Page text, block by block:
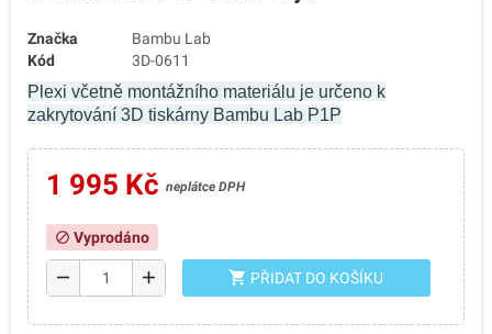
Značka
Bambu Lab
Kód
3D-0611
Plexi včetně montážního materiálu je určeno k
zakrytování 3D tiskárny Bambu Lab P1P
1 995 Kč neplátce DPH
block Vyprodáno
remove add shopping_cart PŘIDAT DO KOŠÍKU